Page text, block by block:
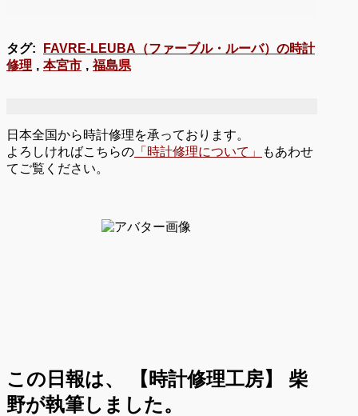
タグ:
FAVRE-LEUBA（ファーブル・ルーバ）の時計
修理 , 本宮市 , 福島県
日本全国から時計修理を承っております。
よろしければこちらの 「時計修理について」
もあわせ
てご覧ください。
この日報は、
【時計修理工房】 柴
野が執筆しました。